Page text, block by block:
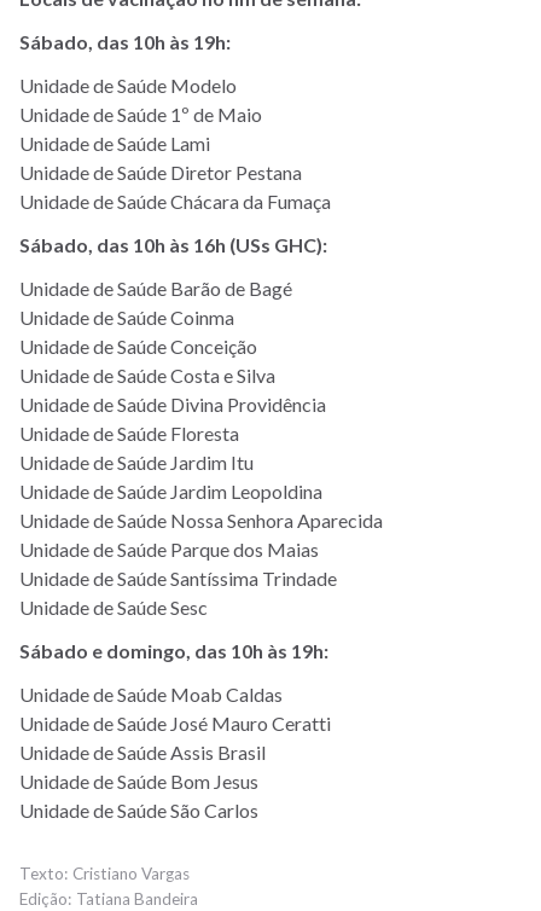
Sábado, das 10h às 19h:
Unidade de Saúde Modelo
Unidade de Saúde 1º de Maio
Unidade de Saúde Lami
Unidade de Saúde Diretor Pestana
Unidade de Saúde Chácara da Fumaça
Sábado, das 10h às 16h (USs GHC):
Unidade de Saúde Barão de Bagé
Unidade de Saúde Coinma
Unidade de Saúde Conceição
Unidade de Saúde Costa e Silva
Unidade de Saúde Divina Providência
Unidade de Saúde Floresta
Unidade de Saúde Jardim Itu
Unidade de Saúde Jardim Leopoldina
Unidade de Saúde Nossa Senhora Aparecida
Unidade de Saúde Parque dos Maias
Unidade de Saúde Santíssima Trindade
Unidade de Saúde Sesc
Sábado e domingo, das 10h às 19h:
Unidade de Saúde Moab Caldas
Unidade de Saúde José Mauro Ceratti
Unidade de Saúde Assis Brasil
Unidade de Saúde Bom Jesus
Unidade de Saúde São Carlos
Cristiano Vargas
Tatiana Bandeira